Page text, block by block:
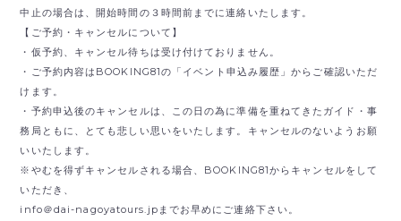
中止の場合は、開始時間の３時間前までに連絡いたします。
【ご予約・キャンセルについて】
・仮予約、キャンセル待ちは受け付けておりません。
・ご予約内容はBOOKING81の「イベント申込み履歴」からご確認いただ
けます。
・予約申込後のキャンセルは、この日の為に準備を重ねてきたガイド・事
務局ともに、とても悲しい思いをいたします。キャンセルのないようお願
いいたします。
※やむを得ずキャンセルされる場合、BOOKING81からキャンセルをして
いただき、
info＠dai-nagoyatours.jpまでお早めにご連絡下さい。